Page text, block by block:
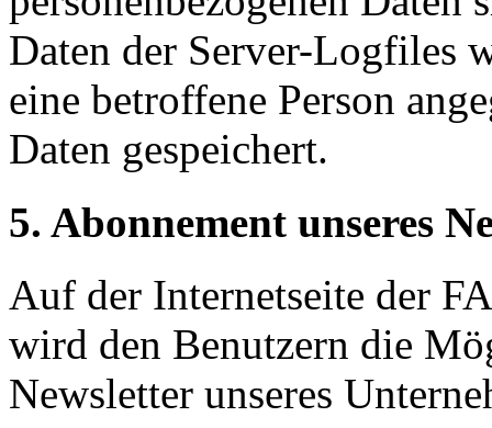
Daten der Server-Logfiles
eine betroffene Person
Daten gespeichert.
5. Abonnement unseres
Auf der Internetseite der
wird den Benutzern die
Newsletter unseres